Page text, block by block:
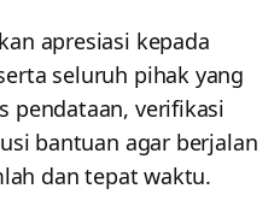
apresiasi kepada
seluruh pihak yang
pendataan, verifikasi
bantuan agar berjalan
dan tepat waktu.